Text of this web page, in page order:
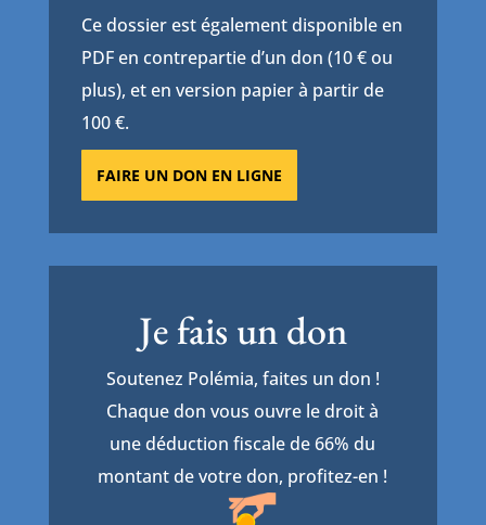
Ce dossier est également disponible en
PDF en contrepartie d’un don (10 € ou
plus), et en version papier à partir de
100 €.
FAIRE UN DON EN LIGNE
Je fais un don
Soutenez Polémia, faites un don !
Chaque don vous ouvre le droit à
une déduction fiscale de 66% du
montant de votre don, profitez-en !